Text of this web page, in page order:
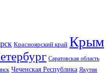
Красноярский край Крым
Саратовская область
Чеченская Республика Якутия